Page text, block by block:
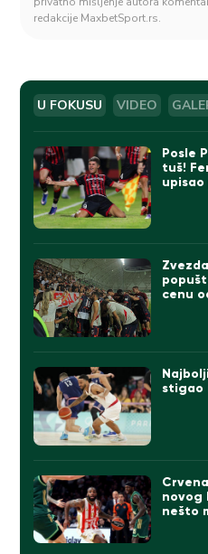
redakcije MaxbetSport.rs.
U FOKUSU VIDEO
Posle
tuš!
cenu
stigao
novog
nešto